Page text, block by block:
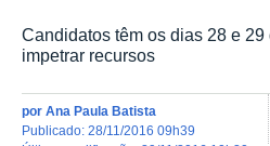
Candidatos têm os dias 28 e 29
impetrar recursos
por Ana Paula Batista
publicado: 28/11/2016 09h39